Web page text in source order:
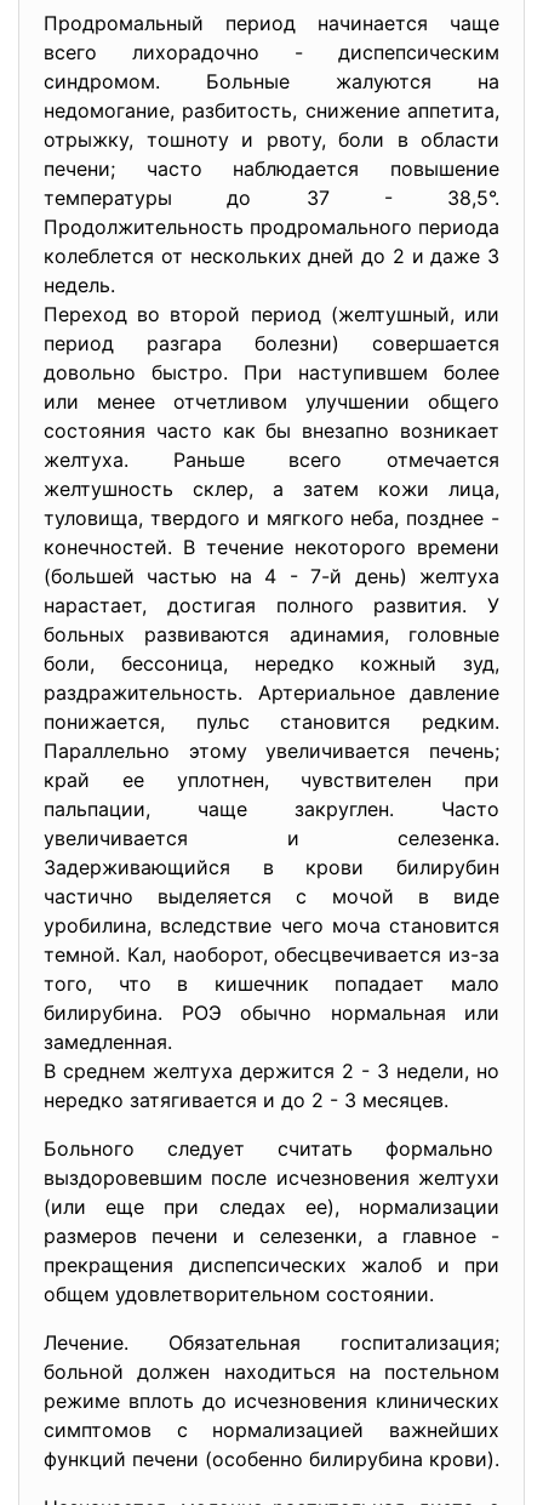
Продромальный период начинается чаще
всего лихорадочно - диспепсическим
синдромом. Больные жалуются на
недомогание, разбитость, снижение аппетита,
отрыжку, тошноту и рвоту, боли в области
печени; часто наблюдается повышение
температуры до 37 - 38,5°.
Продолжительность продромального периода
колеблется от нескольких дней до 2 и даже 3
недель.
Переход во второй период (желтушный, или
период разгара болезни) совершается
довольно быстро. При наступившем более
или менее отчетливом улучшении общего
состояния часто как бы внезапно возникает
желтуха. Раньше всего отмечается
желтушность склер, а затем кожи лица,
туловища, твердого и мягкого неба, позднее -
конечностей. В течение некоторого времени
(большей частью на 4 - 7-й день) желтуха
нарастает, достигая полного развития. У
больных развиваются адинамия, головные
боли, бессоница, нередко кожный зуд,
раздражительность. Артериальное давление
понижается, пульс становится редким.
Параллельно этому увеличивается печень;
край ее уплотнен, чувствителен при
пальпации, чаще закруглен. Часто
увеличивается и селезенка.
Задерживающийся в крови билирубин
частично выделяется с мочой в виде
уробилина, вследствие чего моча становится
темной. Кал, наоборот, обесцвечивается из-за
того, что в кишечник попадает мало
билирубина. РОЭ обычно нормальная или
замедленная.
В среднем желтуха держится 2 - 3 недели, но
нередко затягивается и до 2 - 3 месяцев.
Больного следует считать формально
выздоровевшим после исчезновения желтухи
(или еще при следах ее), нормализации
размеров печени и селезенки, а главное -
прекращения диспепсических жалоб и при
общем удовлетворительном состоянии.
Лечение. Обязательная госпитализация;
больной должен находиться на постельном
режиме вплоть до исчезновения клинических
симптомов с нормализацией важнейших
функций печени (особенно билирубина крови).